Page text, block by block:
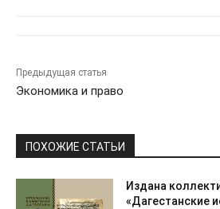
Предыдущая статья
Экономика и право
ПОХОЖИЕ СТАТЬИ
Издана
«Дагестанские